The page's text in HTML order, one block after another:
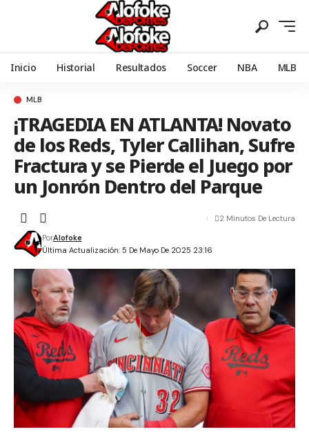
Inicio Historial Resultados Soccer NBA MLB
MLB
¡TRAGEDIA EN ATLANTA! Novato
de los Reds, Tyler Callihan, Sufre
Fractura y se Pierde el Juego por
un Jonrón Dentro del Parque
Última Actualización: 5 De Mayo De 2025 23:16
PorAlofoke
2 Minutos De Lectura